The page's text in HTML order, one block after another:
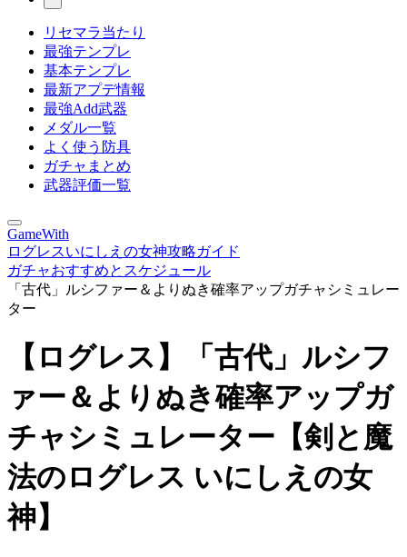
リセマラ当たり
最強テンプレ
基本テンプレ
最新アプデ情報
最強Add武器
メダル一覧
よく使う防具
ガチャまとめ
武器評価一覧
GameWith
ログレスいにしえの女神攻略ガイド
ガチャおすすめとスケジュール
「古代」ルシファー＆よりぬき確率アップガチャシミュレー
ター
【ログレス】「古代」ルシフ
ァー＆よりぬき確率アップガ
チャシミュレーター【剣と魔
法のログレス いにしえの女
神】